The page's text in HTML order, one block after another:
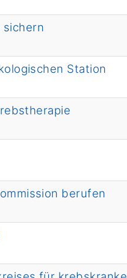
sichern
Station
berufen